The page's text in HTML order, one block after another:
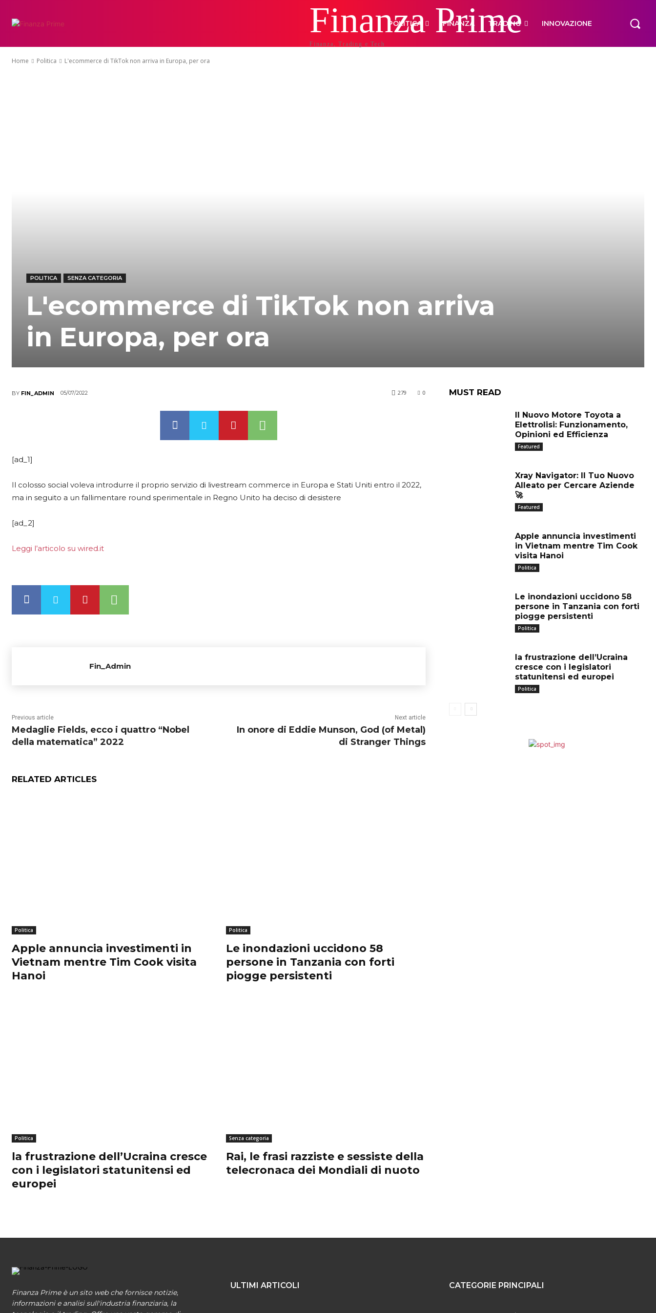
Finanza Prime
Finanza, Trading e Tech
POLITICA FINANZA TRADING INNOVAZIONE
Home Politica L'ecommerce di TikTok non arriva in Europa, per ora
POLITICA SENZA CATEGORIA
L'ecommerce di TikTok non arriva
in Europa, per ora
BY FIN_ADMIN 05/07/2022 0
279
[ad_1]
Il colosso social voleva introdurre il proprio servizio di livestream commerce in Europa e Stati Uniti entro il 2022,
ma in seguito a un fallimentare round sperimentale in Regno Unito ha deciso di desistere
[ad_2]
Leggi l’articolo su wired.it
Fin_Admin
Previous article
Medaglie Fields, ecco i quattro “Nobel
della matematica” 2022
Next article
In onore di Eddie Munson, God (of Metal)
di Stranger Things
RELATED ARTICLES
Politica
Apple annuncia investimenti in
Vietnam mentre Tim Cook visita
Hanoi
Politica
Le inondazioni uccidono 58
persone in Tanzania con forti
piogge persistenti
Politica
la frustrazione dell’Ucraina cresce
con i legislatori statunitensi ed
europei
Senza categoria
Rai, le frasi razziste e sessiste della
telecronaca dei Mondiali di nuoto
MUST READ
Il Nuovo Motore Toyota a
Elettrolisi: Funzionamento,
Opinioni ed Efficienza
Featured
Xray Navigator: Il Tuo Nuovo
Alleato per Cercare Aziende
🚀
Featured
Apple annuncia investimenti
in Vietnam mentre Tim Cook
visita Hanoi
Politica
Le inondazioni uccidono 58
persone in Tanzania con forti
piogge persistenti
Politica
la frustrazione dell’Ucraina
cresce con i legislatori
statunitensi ed europei
Politica
Finanza Prime è un sito web che fornisce notizie,
informazioni e analisi sull'industria finanziaria, la
ULTIMI ARTICOLI CATEGORIE PRINCIPALI